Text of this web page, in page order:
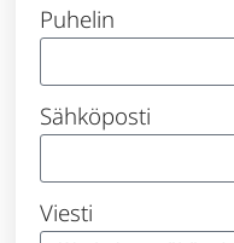
Puhelin
Sähköposti
Viesti